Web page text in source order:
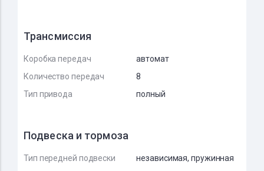
Трансмиссия
Коробка передач
автомат
Количество передач
8
Тип привода
полный
Подвеска и тормоза
Тип передней подвески
независимая, пружинная